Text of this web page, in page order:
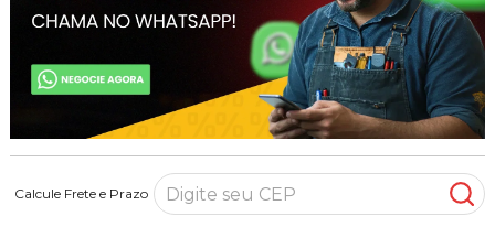
Calcule Frete e Prazo